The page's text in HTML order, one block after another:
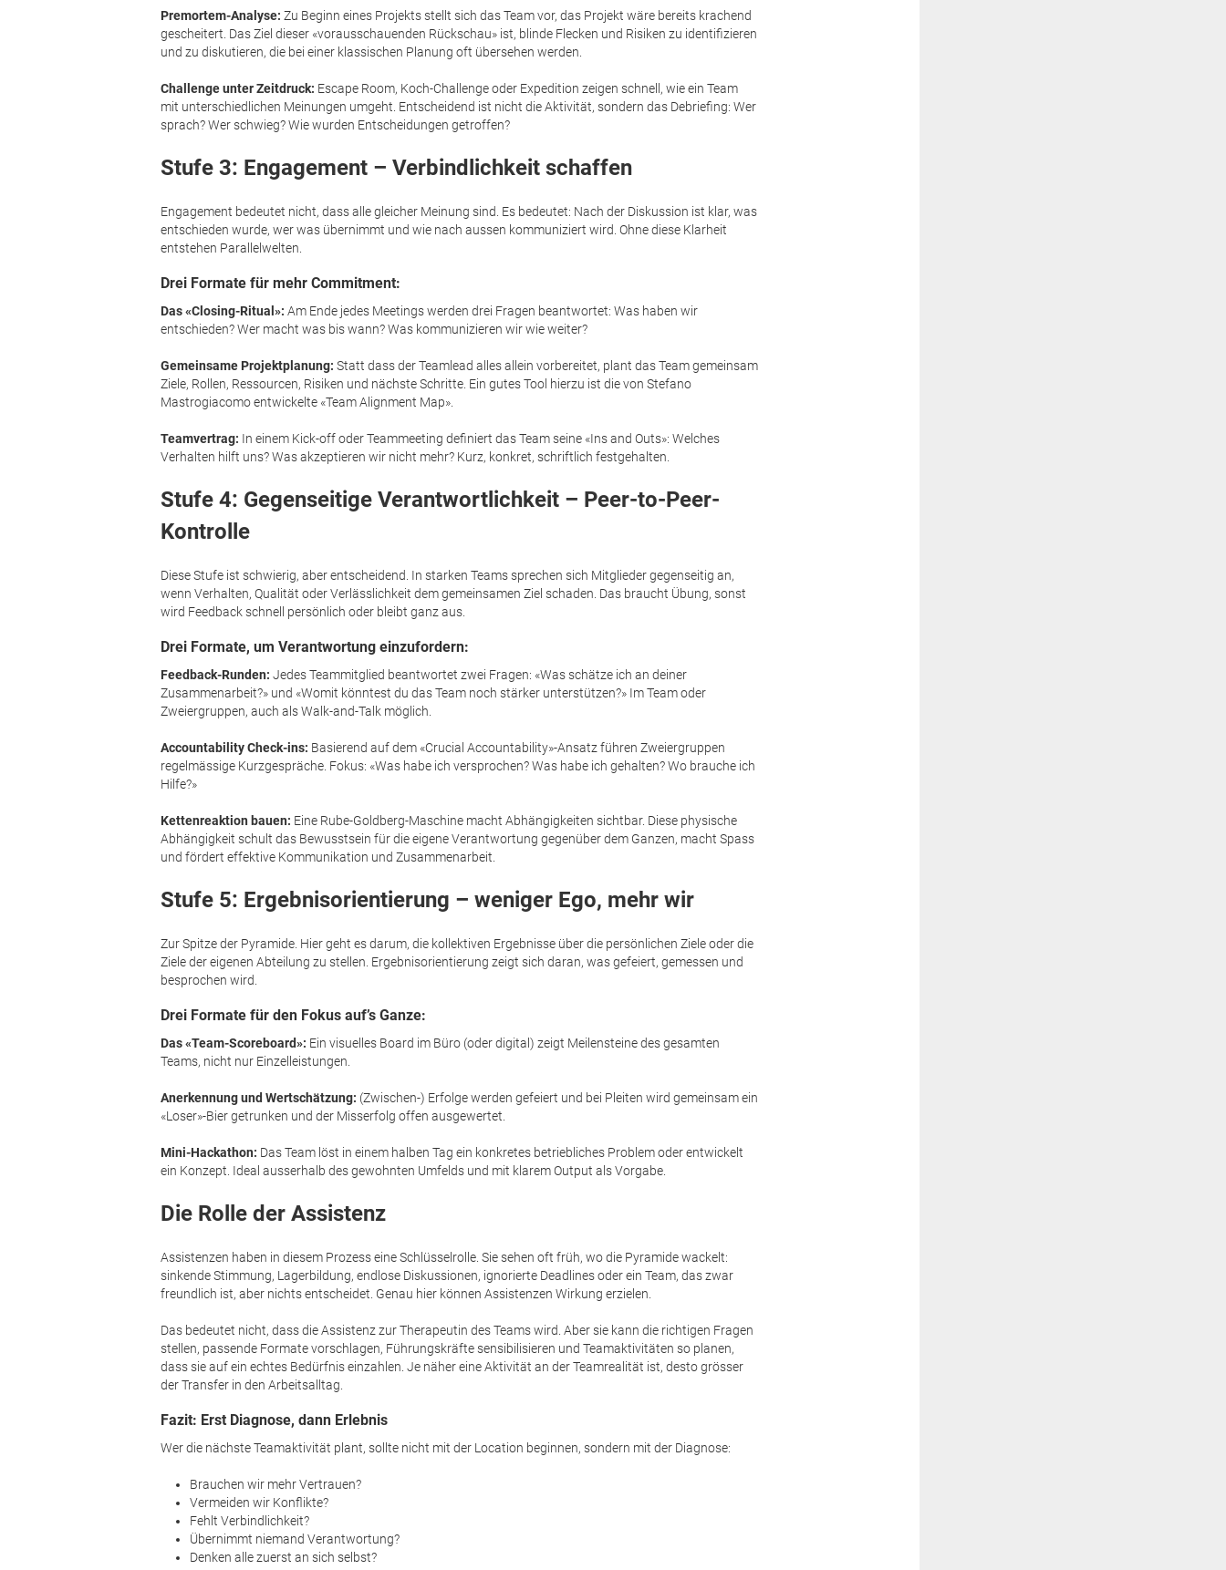
Premortem-Analyse: Zu Beginn eines Projekts stellt sich das Team vor, das Projekt wäre bereits krachend
gescheitert. Das Ziel dieser «vorausschauenden Rückschau» ist, blinde Flecken und Risiken zu identifizieren
und zu diskutieren, die bei einer klassischen Planung oft übersehen werden.
Challenge unter Zeitdruck: Escape Room, Koch-Challenge oder Expedition zeigen schnell, wie ein Team
mit unterschiedlichen Meinungen umgeht. Entscheidend ist nicht die Aktivität, sondern das Debriefing: Wer
sprach? Wer schwieg? Wie wurden Entscheidungen getroffen?
Stufe 3: Engagement – Verbindlichkeit schaffen
Engagement bedeutet nicht, dass alle gleicher Meinung sind. Es bedeutet: Nach der Diskussion ist klar, was
entschieden wurde, wer was übernimmt und wie nach aussen kommuniziert wird. Ohne diese Klarheit
entstehen Parallelwelten.
Drei Formate für mehr Commitment:
Das «Closing-Ritual»:Am Ende jedes Meetings werden drei Fragen beantwortet: Was haben wir
entschieden? Wer macht was bis wann? Was kommunizieren wir wie weiter?
Gemeinsame Projektplanung: Statt dass der Teamlead alles allein vorbereitet, plant das Team gemeinsam
Ziele, Rollen, Ressourcen, Risiken und nächste Schritte. Ein gutes Tool hierzu ist die von Stefano
Mastrogiacomo entwickelte «Team Alignment Map».
Teamvertrag: In einem Kick-off oder Teammeeting definiert das Team seine «Ins and Outs»: Welches
Verhalten hilft uns? Was akzeptieren wir nicht mehr? Kurz, konkret, schriftlich festgehalten.
Stufe 4: Gegenseitige Verantwortlichkeit – Peer-to-Peer-
Kontrolle
Diese Stufe ist schwierig, aber entscheidend. In starken Teams sprechen sich Mitglieder gegenseitig an,
wenn Verhalten, Qualität oder Verlässlichkeit dem gemeinsamen Ziel schaden. Das braucht Übung, sonst
wird Feedback schnell persönlich oder bleibt ganz aus.
Drei Formate, um Verantwortung einzufordern:
Feedback-Runden: Jedes Teammitglied beantwortet zwei Fragen: «Was schätze ich an deiner
Zusammenarbeit?» und «Womit könntest du das Team noch stärker unterstützen?» Im Team oder
Zweiergruppen, auch als Walk-and-Talk möglich.
Accountability Check-ins: Basierend auf dem «Crucial Accountability»-Ansatz führen Zweiergruppen
regelmässige Kurzgespräche. Fokus: «Was habe ich versprochen? Was habe ich gehalten? Wo brauche ich
Hilfe?»
Kettenreaktion bauen: Eine Rube-Goldberg-Maschine macht Abhängigkeiten sichtbar. Diese physische
Abhängigkeit schult das Bewusstsein für die eigene Verantwortung gegenüber dem Ganzen, macht Spass
und fördert effektive Kommunikation und Zusammenarbeit.
Stufe 5: Ergebnisorientierung – weniger Ego, mehr wir
Zur Spitze der Pyramide. Hier geht es darum, die kollektiven Ergebnisse über die persönlichen Ziele oder die
Ziele der eigenen Abteilung zu stellen. Ergebnisorientierung zeigt sich daran, was gefeiert, gemessen und
besprochen wird.
Drei Formate für den Fokus auf’s Ganze:
Das «Team-Scoreboard»: Ein visuelles Board im Büro (oder digital) zeigt Meilensteine des gesamten
Teams, nicht nur Einzelleistungen.
Anerkennung und Wertschätzung: (Zwischen-) Erfolge werden gefeiert und bei Pleiten wird gemeinsam ein
«Loser»-Bier getrunken und der Misserfolg offen ausgewertet.
Mini-Hackathon: Das Team löst in einem halben Tag ein konkretes betriebliches Problem oder entwickelt
ein Konzept. Ideal ausserhalb des gewohnten Umfelds und mit klarem Output als Vorgabe.
Die Rolle der Assistenz
Assistenzen haben in diesem Prozess eine Schlüsselrolle. Sie sehen oft früh, wo die Pyramide wackelt:
sinkende Stimmung, Lagerbildung, endlose Diskussionen, ignorierte Deadlines oder ein Team, das zwar
freundlich ist, aber nichts entscheidet. Genau hier können Assistenzen Wirkung erzielen.
Das bedeutet nicht, dass die Assistenz zur Therapeutin des Teams wird. Aber sie kann die richtigen Fragen
stellen, passende Formate vorschlagen, Führungskräfte sensibilisieren und Teamaktivitäten so planen,
dass sie auf ein echtes Bedürfnis einzahlen. Je näher eine Aktivität an der Teamrealität ist, desto grösser
der Transfer in den Arbeitsalltag.
Fazit: Erst Diagnose, dann Erlebnis
Wer die nächste Teamaktivität plant, sollte nicht mit der Location beginnen, sondern mit der Diagnose:
Brauchen wir mehr Vertrauen?
Vermeiden wir Konflikte?
Fehlt Verbindlichkeit?
Übernimmt niemand Verantwortung?
Denken alle zuerst an sich selbst?